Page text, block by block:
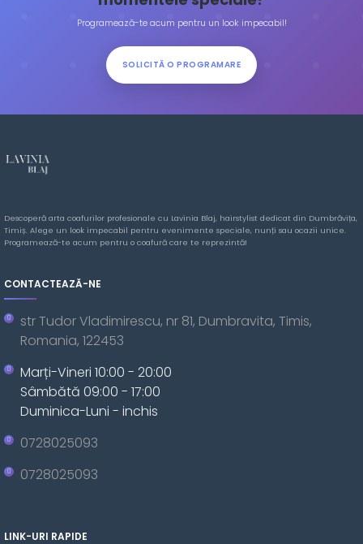
Programează-te acum pentru un look impecabil!
SOLICITĂ O PROGRAMARE
Descoperă arta coafurilor profesionale cu Lavinia Blaj, hairstylist dedicat din Dumbrăvița,
Timiș. Alege un look impecabil pentru evenimente speciale, nunți sau ocazii unice.
Programează-te acum pentru o coafură care te reprezintă!
CONTACTEAZĂ-NE
str Tudor Vladimirescu, nr 81, Dumbravita, Timis,
Romania, 122453
Marți-Vineri 10:00 - 20:00
Sâmbătă 09:00 - 17:00
Duminica-Luni - inchis
0728025093
0728025093
LINK-URI RAPIDE